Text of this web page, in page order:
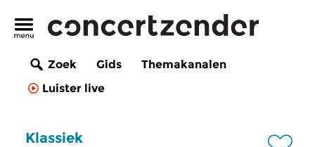
Zoek Gids
Themakanalen
Luister live
Klassiek